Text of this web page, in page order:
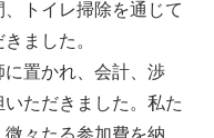
トイレ掃除を通じて
ました。
置かれ、会計、渉
ただきました。私た
々たる参加費を納